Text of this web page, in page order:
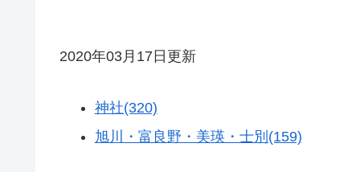
2020年03月17日更新
神社(320)
旭川・富良野・美瑛・士別(159)